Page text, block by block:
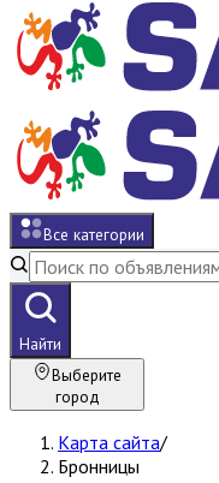
Все категории
Найти
Выберите
город
Карта сайта/
Бронницы